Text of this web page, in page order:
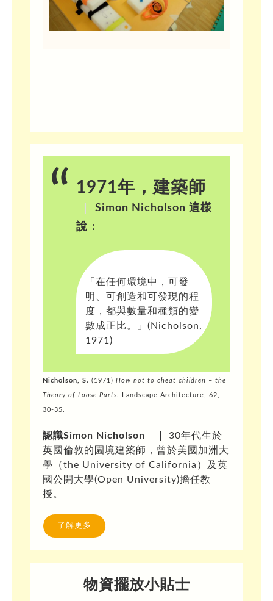
1971年，建築師
Simon Nicholson 這樣
說：
「在任何環境中，可發
明、可創造和可發現的程
度，都與數量和種類的變
數成正比。」(Nicholson,
1971)
Nicholson, S. (1971) How not to cheat children – the
Theory of Loose Parts. Landscape Architecture, 62,
30-35.
認識Simon Nicholson ｜ 30年代生於
英國倫敦的園境建築師，曾於美國加洲大
學（the University of California）及英
國公開大學(Open University)擔任教
授。
了解更多
物資擺放小貼士